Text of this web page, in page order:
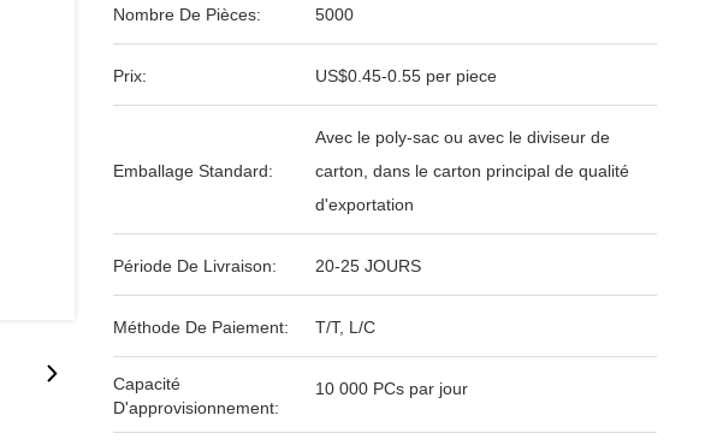
Nombre De Pièces: 5000
Prix: US$0.45-0.55 per piece
Emballage Standard:
Avec le poly-sac ou avec le diviseur de
carton, dans le carton principal de qualité
d'exportation
Période De Livraison: 20-25 JOURS
Méthode De Paiement: T/T, L/C
Capacité
D'approvisionnement:
10 000 PCs par jour